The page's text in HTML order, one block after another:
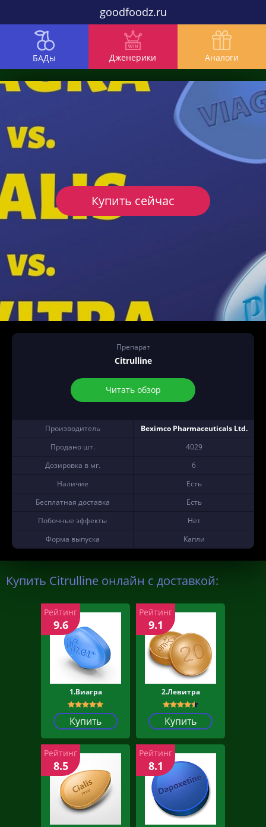
goodfoodz.ru
БАДы Дженерики Аналоги
Препарат
Citrulline
Читать обзор
Производитель
Beximco Pharmaceuticals Ltd.
Продано шт.
4029
Дозировка в мг.
6
Наличие
Есть
Бесплатная доставка
Есть
Побочные эффекты
Нет
Форма выпуска
Капли
Купить сейчас
Купить Citrulline онлайн с доставкой:
1.Виагра
Купить
Рейтинг
9.6
2.Левитра
Купить
Рейтинг
9.1
Рейтинг
8.5
Рейтинг
8.1